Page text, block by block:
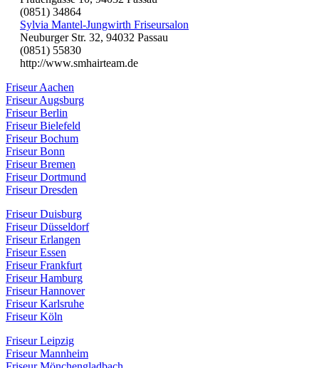
(0851) 34864
Sylvia Mantel-Jungwirth Friseursalon
Neuburger Str. 32, 94032 Passau
(0851) 55830
http://www.smhairteam.de
Friseur Aachen
Friseur Augsburg
Friseur Berlin
Friseur Bielefeld
Friseur Bochum
Friseur Bonn
Friseur Bremen
Friseur Dortmund
Friseur Dresden
Friseur Duisburg
Friseur Düsseldorf
Friseur Erlangen
Friseur Essen
Friseur Frankfurt
Friseur Hamburg
Friseur Hannover
Friseur Karlsruhe
Friseur Köln
Friseur Leipzig
Friseur Mannheim